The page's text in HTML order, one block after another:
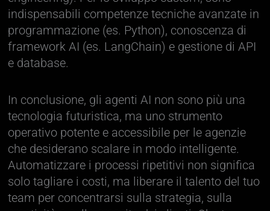
indispensabili competenze tecniche avanzate in
programmazione (es. Python), conoscenza di
framework AI (es. LangChain) e gestione di API
e database.
In conclusione, gli agenti AI non sono più una
tecnologia futuristica, ma uno strumento
operativo potente e accessibile per le agenzie
che desiderano scalare in modo intelligente.
Automatizzare i processi ripetitivi non significa
solo tagliare i costi, ma liberare il talento del tuo
team per concentrarsi sulla strategia, sulla